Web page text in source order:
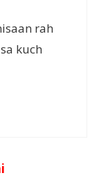
rah
kuch